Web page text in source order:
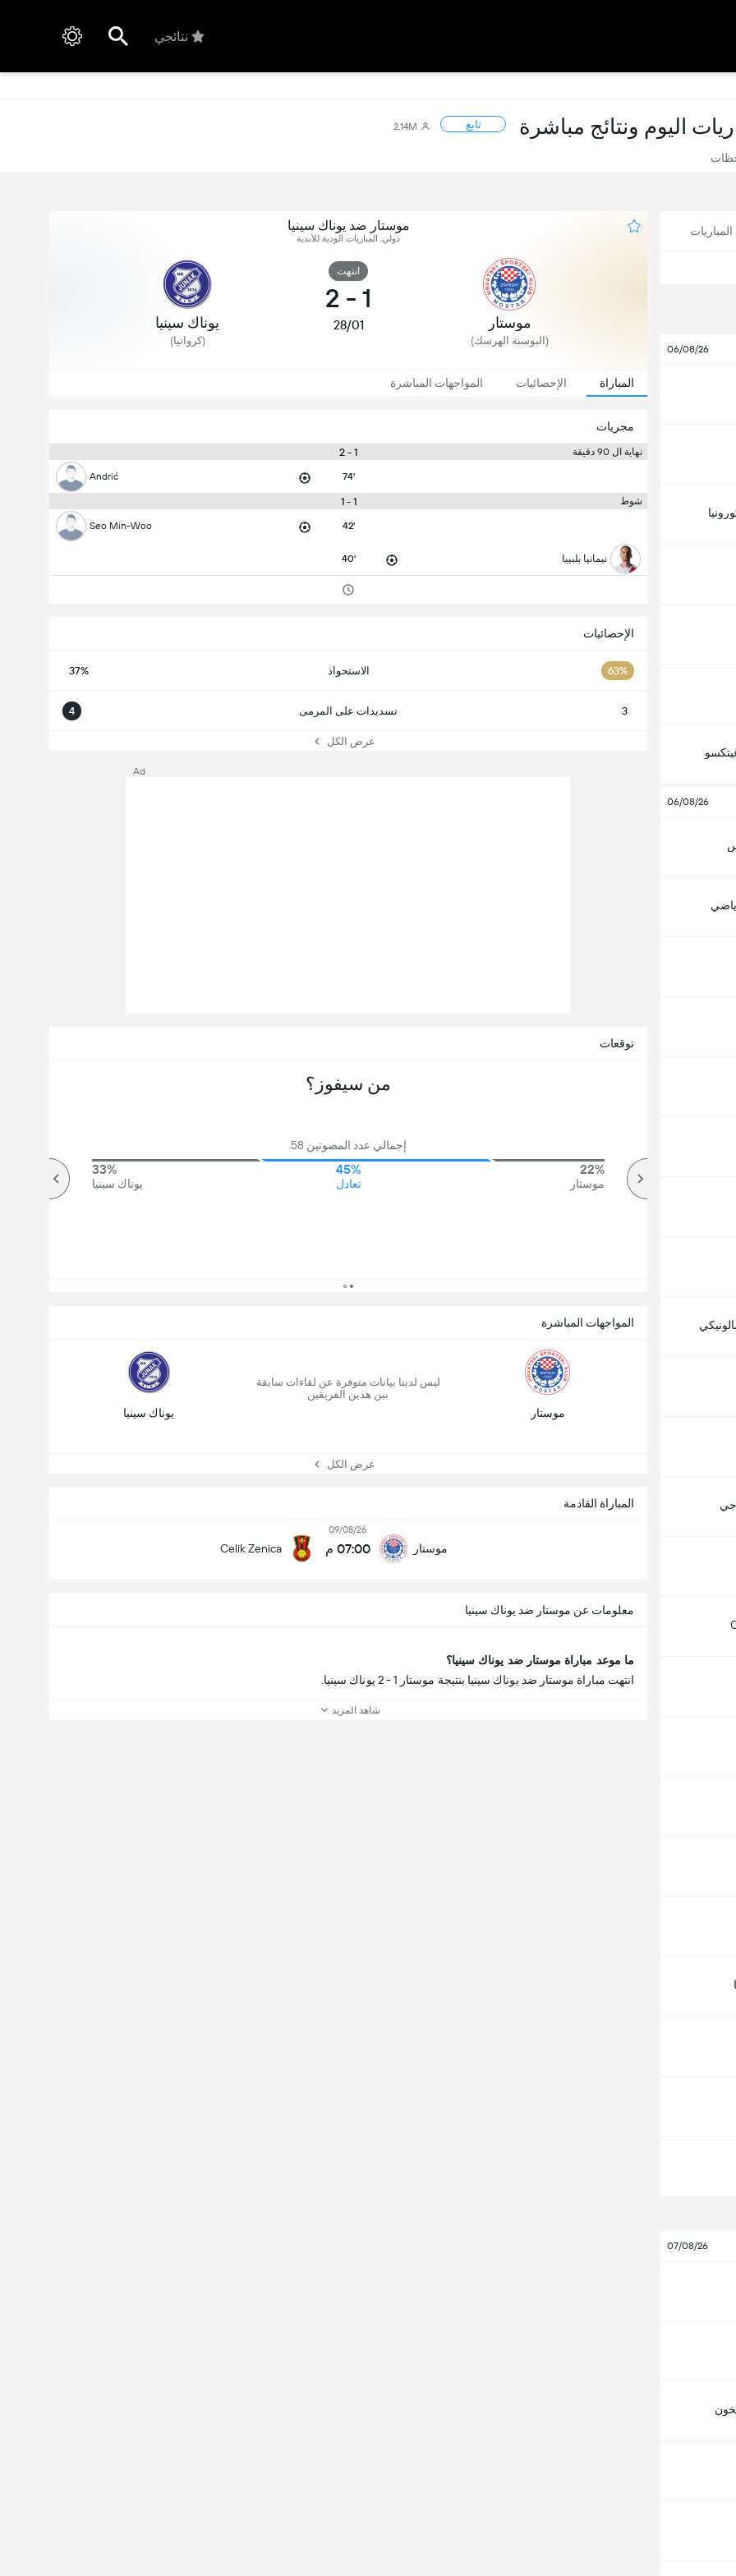
نتائجي
اليوم ونتائج مباشرة تابع 2.14M
06/08/26
06/08/26
07/08/26
موستار ضد يوناك سينيا
دولي, المباريات الودية للأندية
موستار
(البوسنة الهرسك)
انتهت
1
-
2
28/01 يوناك سينيا
(كرواتيا)
المباراة الإحصائيات المواجهات المباشرة
مجريات
نهاية ال 90 دقيقة 1 - 2
74'
Andrić
شوط 1 - 1
42'
Seo Min-Woo
نيمانيا بلبييا 40'
المباراة القادمة
موستار
09/08/26
07:00 م Celik Zenica
الإحصائيات
63% الاستحواذ 37%
3 تسديدات على المرمى 4
عرض الكل
توقعات
من سيفوز؟
إجمالي عدد المصوتين 58
22%
موستار
45%
تعادل
33%
يوناك سينيا
المواجهات المباشرة
موستار
ليس لدينا بيانات متوفرة عن لقاءات سابقة
بين هذين الفريقين
يوناك سينيا
عرض الكل
Ad
معلومات عن موستار ضد يوناك سينيا
ما موعد مباراة موستار ضد يوناك سينيا؟
انتهت مباراة موستار ضد يوناك سينيا بنتيجة موستار 1 - 2 يوناك سينيا.
شاهد المزيد